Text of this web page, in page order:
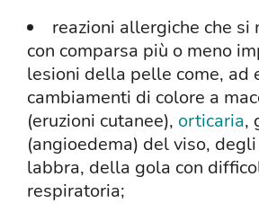
reazioni allergiche che si
con comparsa più o meno
lesioni della pelle come, ad
cambiamenti di colore a
(eruzioni cutanee), orticaria,
(angioedema) del viso,
labbra, della gola con
respiratoria;